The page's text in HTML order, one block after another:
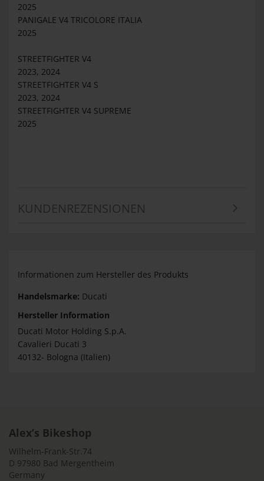
2025
PANIGALE V4 TRICOLORE ITALIA
2025
STREETFIGHTER V4
2023, 2024
STREETFIGHTER V4 S
2023, 2024
STREETFIGHTER V4 SUPREME
2025
KUNDENREZENSIONEN
Informationen zum Hersteller des Produkts
Handelsmarke: Ducati
Hersteller Information
Ducati Motor Holding S.p.A.
Cavalieri Ducati 3
40132- Bologna (Italien)
Alex’s Bikeshop
Wilhelm-Frank-Str.74
D 97980 Bad Mergentheim
Germany